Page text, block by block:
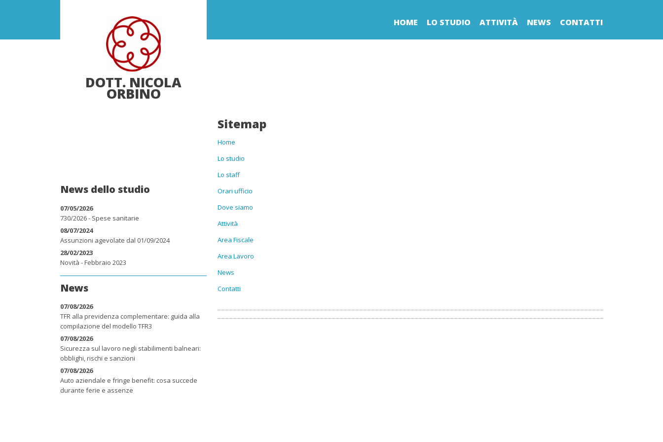
DOTT. NICOLA
ORBINO
HOME LO STUDIO ATTIVITÀ NEWS CONTATTI
Sitemap
Home
Lo studio
Lo staff
Orari ufficio
Dove siamo
Attività
Area Fiscale
Area Lavoro
News
Contatti
News dello studio
07/05/2026
730/2026 - Spese sanitarie
08/07/2024
Assunzioni agevolate dal 01/09/2024
28/02/2023
Novità - Febbraio 2023
News
07/08/2026
TFR alla previdenza complementare: guida alla
compilazione del modello TFR3
07/08/2026
Sicurezza sul lavoro negli stabilimenti balneari:
obblighi, rischi e sanzioni
07/08/2026
Auto aziendale e fringe benefit: cosa succede
durante ferie e assenze